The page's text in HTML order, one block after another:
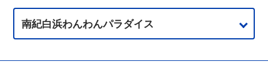
南紀白浜わんわんパラダイス